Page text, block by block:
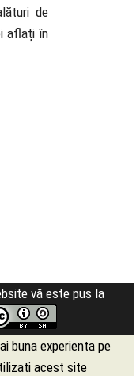
de
aflați în
vă este pus la
buna experienta pe
acest site